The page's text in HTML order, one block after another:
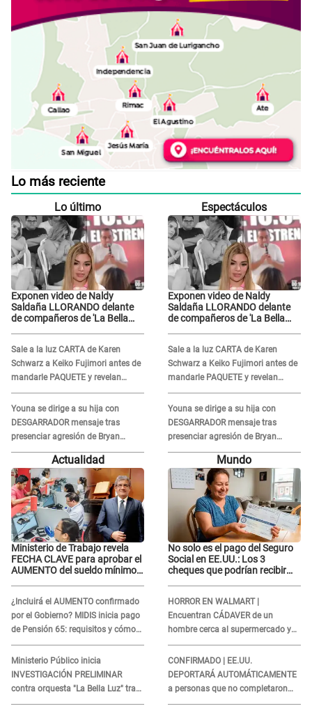
Lo más reciente
Lo último
Exponen video de Naldy
Saldaña LLORANDO delante
de compañeros de 'La Bella
Sale a la luz CARTA de Karen
Schwarz a Keiko Fujimori antes de
mandarle PAQUETE y revelan
intermediario: "En el cargo..."
Youna se dirige a su hija con
DESGARRADOR mensaje tras
presenciar agresión de Bryan
Torres a Samahara Lobatón:
"Perdóname mi amor"
Espectáculos
Exponen video de Naldy
Saldaña LLORANDO delante
de compañeros de 'La Bella
Sale a la luz CARTA de Karen
Schwarz a Keiko Fujimori antes de
mandarle PAQUETE y revelan
intermediario: "En el cargo..."
Youna se dirige a su hija con
DESGARRADOR mensaje tras
presenciar agresión de Bryan
Torres a Samahara Lobatón:
"Perdóname mi amor"
Actualidad
Ministerio de Trabajo revela
FECHA CLAVE para aprobar el
AUMENTO del sueldo mínimo:
¿Incluirá el AUMENTO confirmado
por el Gobierno? MIDIS inicia pago
de Pensión 65: requisitos y cómo
obtener el beneficio economico
Ministerio Público inicia
INVESTIGACIÓN PRELIMINAR
contra orquesta "La Bella Luz" tras
DENUNCIA de Naldy Saldaña
Mundo
No solo es el pago del Seguro
Social en EE.UU.: Los 3
cheques que podrían recibir
HORROR EN WALMART |
Encuentran CÁDAVER de un
hombre cerca al supermercado y
esto reveló la autopsia que le
realizaron
CONFIRMADO | EE.UU.
DEPORTARÁ AUTOMÁTICAMENTE
a personas que no completaron
este formulario clave